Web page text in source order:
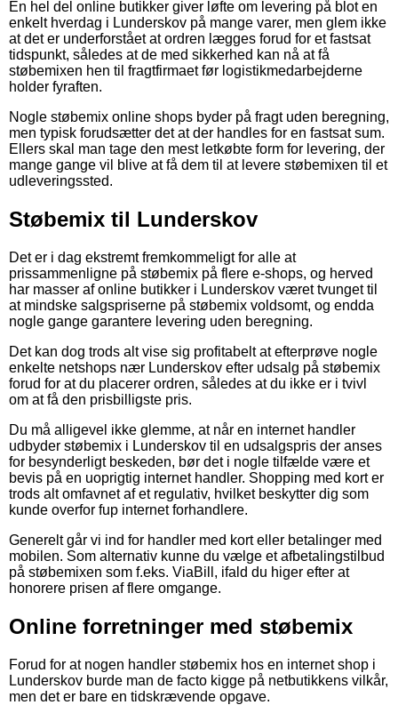
En hel del online butikker giver løfte om levering på blot en
enkelt hverdag i Lunderskov på mange varer, men glem ikke
at det er underforstået at ordren lægges forud for et fastsat
tidspunkt, således at de med sikkerhed kan nå at få
støbemixen hen til fragtfirmaet før logistikmedarbejderne
holder fyraften.
Nogle støbemix online shops byder på fragt uden beregning,
men typisk forudsætter det at der handles for en fastsat sum.
Ellers skal man tage den mest letkøbte form for levering, der
mange gange vil blive at få dem til at levere støbemixen til et
udleveringssted.
Støbemix til Lunderskov
Det er i dag ekstremt fremkommeligt for alle at
prissammenligne på støbemix på flere e-shops, og herved
har masser af online butikker i Lunderskov været tvunget til
at mindske salgspriserne på støbemix voldsomt, og endda
nogle gange garantere levering uden beregning.
Det kan dog trods alt vise sig profitabelt at efterprøve nogle
enkelte netshops nær Lunderskov efter udsalg på støbemix
forud for at du placerer ordren, således at du ikke er i tvivl
om at få den prisbilligste pris.
Du må alligevel ikke glemme, at når en internet handler
udbyder støbemix i Lunderskov til en udsalgspris der anses
for besynderligt beskeden, bør det i nogle tilfælde være et
bevis på en uoprigtig internet handler. Shopping med kort er
trods alt omfavnet af et regulativ, hvilket beskytter dig som
kunde overfor fup internet forhandlere.
Generelt går vi ind for handler med kort eller betalinger med
mobilen. Som alternativ kunne du vælge et afbetalingstilbud
på støbemixen som f.eks. ViaBill, ifald du higer efter at
honorere prisen af flere omgange.
Online forretninger med støbemix
Forud for at nogen handler støbemix hos en internet shop i
Lunderskov burde man de facto kigge på netbutikkens vilkår,
men det er bare en tidskrævende opgave.